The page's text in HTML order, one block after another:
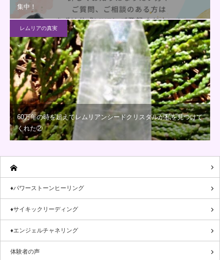
集中！
レムリアの真実
60万年の時を超えてレムリアンシードクリスタルが私を見つけて
くれた②
♦パワーストーンヒーリング
♦サイキックリーディング
♦エンジェルチャネリング
体験者の声